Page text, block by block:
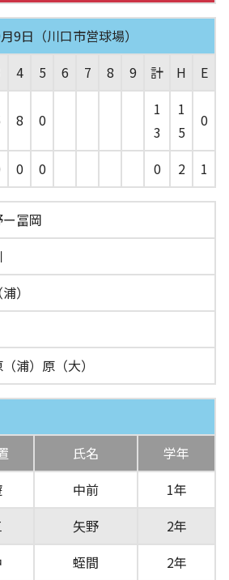
日（川口市営球場）
4 5 6 7 8 9 計 H
E
8 0
1
3
1
5
0
0 0 0 2 1
冨岡
）
浦）原（大）
氏名
学年
中前
1年
矢野
2年
蛭間
2年